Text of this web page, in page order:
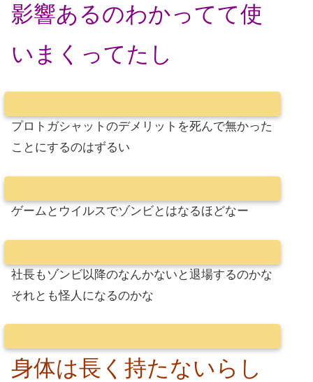
影響あるのわかってて使
いまくってたし
プロトガシャットのデメリットを死んで無かった
ことにするのはずるい
ゲームとウイルスでゾンビとはなるほどなー
社長もゾンビ以降のなんかないと退場するのかな
それとも怪人になるのかな
身体は長く持たないらし